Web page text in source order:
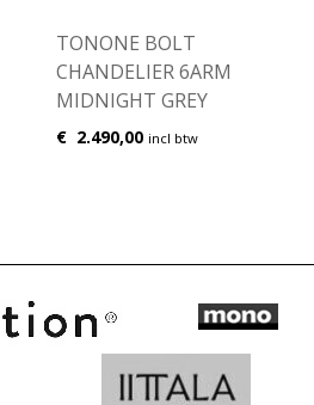
TONONE BOLT
CHANDELIER 6ARM
MIDNIGHT GREY
€ 2.490,00 incl btw